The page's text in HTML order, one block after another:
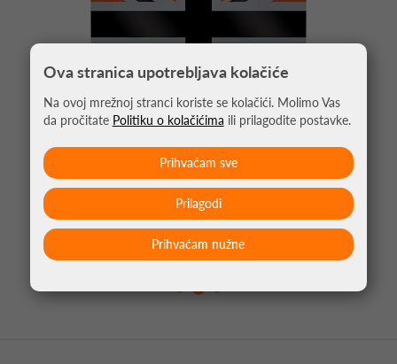
PIKADO PERA ALLIANCE UNION JACK
NARANČASTA NO2
1,05 €
Ova stranica upotrebljava kolačiće
Na ovoj mrežnoj stranci koriste se kolačići. Molimo Vas
da pročitate Politiku o kolačićima ili prilagodite postavke.
Prihvaćam nužne
Prilagodi
Prihvaćam sve